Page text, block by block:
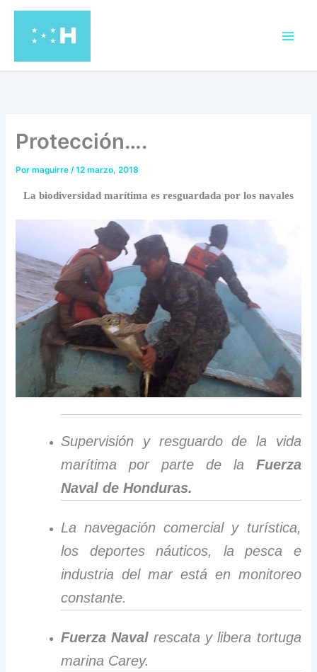
contenido
Protección….
Pormaguirre/12 marzo, 2018
La biodiversidad marítima es resguardada por los navales
Supervisión y resguardo de la vida
marítima por parte de la Fuerza
Naval de Honduras.
La navegación comercial y turística,
los deportes náuticos, la pesca e
industria del mar está en monitoreo
constante.
Fuerza Naval rescata y libera tortuga
marina Carey.